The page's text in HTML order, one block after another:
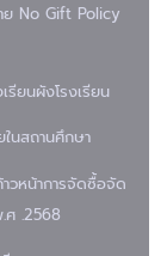
ย No Gift Policy
รียนผังโรงเรียน
นสถานศึกษา
วหน้าการจัดซื้อจัด
ศ .2568